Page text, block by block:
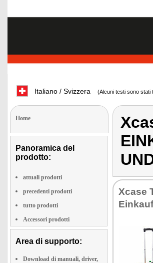
Italiano / Svizzera (Alcuni testi sono stati
Home
Panoramica del
prodotto:
attuali prodotti
precedenti prodotti
tutto prodotti
Accessori prodotti
Area di supporto:
Download di manuali, driver,
Xcase